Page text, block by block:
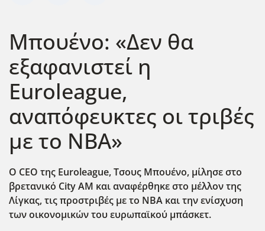
Μπουένο: «Δεν θα
εξαφανιστεί η
Euroleague,
αναπόφευκτες οι τριβές
με το ΝΒΑ»
Ο CEO της Euroleague, Τσους Μπουένο, μίλησε στο
βρετανικό City AM και αναφέρθηκε στο μέλλον της
Λίγκας, τις προστριβές με το ΝΒΑ και την ενίσχυση
των οικονομικών του ευρωπαϊκού μπάσκετ.